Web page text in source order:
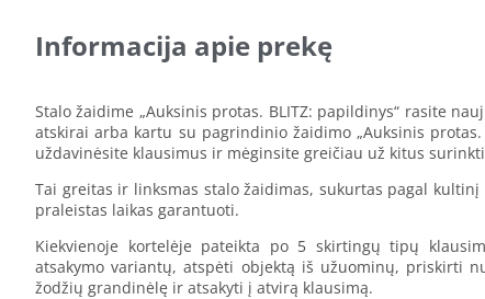
Informacija apie prekę
Stalo žaidime „Auksinis protas. BLITZ: papildinys“ rasite
atskirai arba kartu su pagrindinio žaidimo „Auksinis
uždavinėsite klausimus ir mėginsite greičiau už kitus
Tai greitas ir linksmas stalo žaidimas, sukurtas pagal
praleistas laikas garantuoti.
Kiekvienoje kortelėje pateikta po 5 skirtingų tipų
atsakymo variantų, atspėti objektą iš užuominų, priskirti
žodžių grandinėlę ir atsakyti į atvirą klausimą.